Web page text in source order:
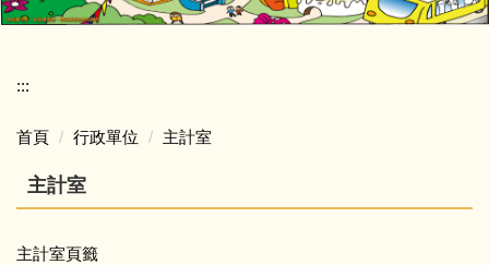
區
國
小
學
:::
首頁 行政單位 主計室
主計室
主計室頁籤